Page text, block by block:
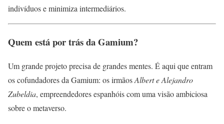
indivíduos e minimiza intermediários.
Quem está por trás da Gamium?
Um grande projeto precisa de grandes mentes. É aqui que entram
os cofundadores da Gamium: os irmãosAlbert e Alejandro
Zubeldia, empreendedores espanhóis com uma visão ambiciosa
sobre o metaverso.